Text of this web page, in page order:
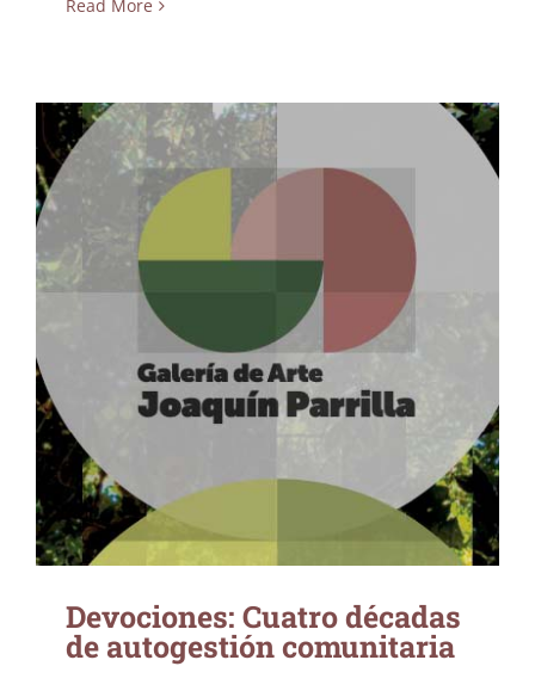
Read More
Devociones: Cuatro décadas de autogestión
comunitaria
Devociones: Cuatro décadas
de autogestión comunitaria